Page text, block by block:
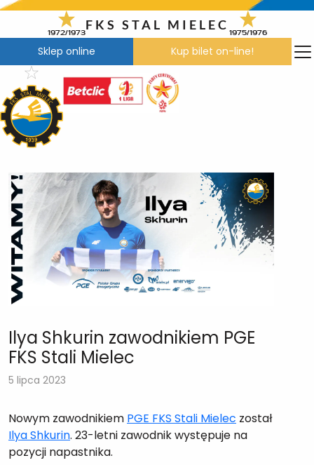
Przejdź
treści
1972/1973
FKS STAL MIELEC
1975/1976
Sklep online Kup bilet on-line!
Ilya Shkurin zawodnikiem PGE
FKS Stali Mielec
5 lipca 2023
Nowym zawodnikiem PGE FKS Stali Mielec został
Ilya Shkurin. 23-letni zawodnik występuje na
pozycji napastnika.